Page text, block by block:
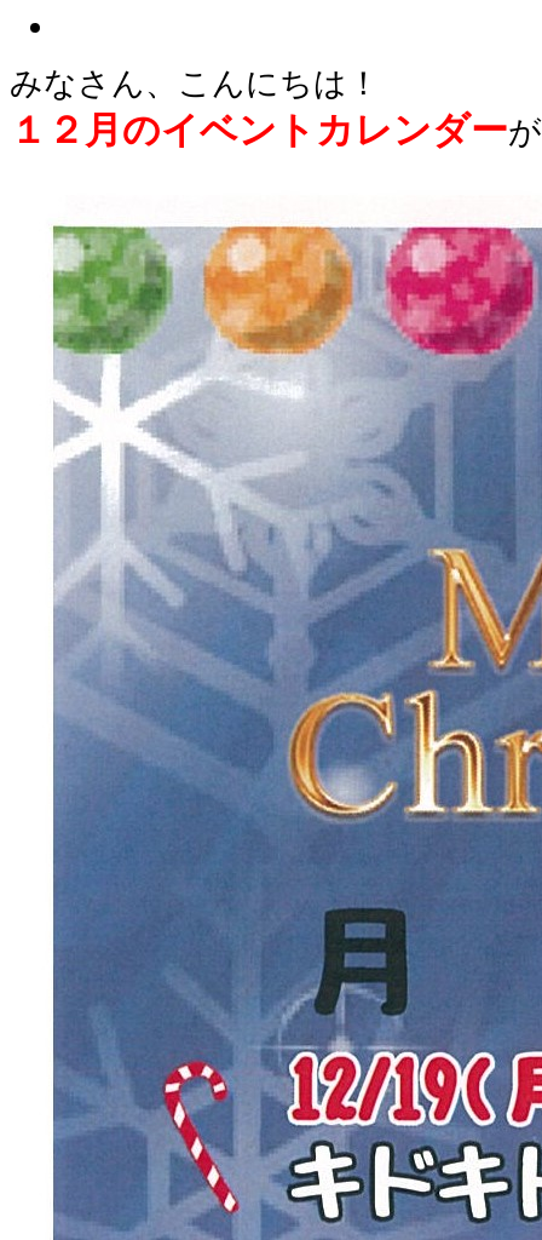
みなさん、こんにちは！
１２月のイベントカレンダー